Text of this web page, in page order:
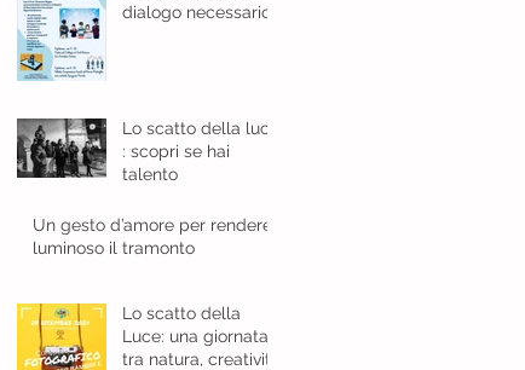
dialogo necessario
Lo scatto della luce
: scopri se hai
talento
Un gesto d’amore per rendere
luminoso il tramonto
Lo scatto della
Luce: una giornata
tra natura, creatività